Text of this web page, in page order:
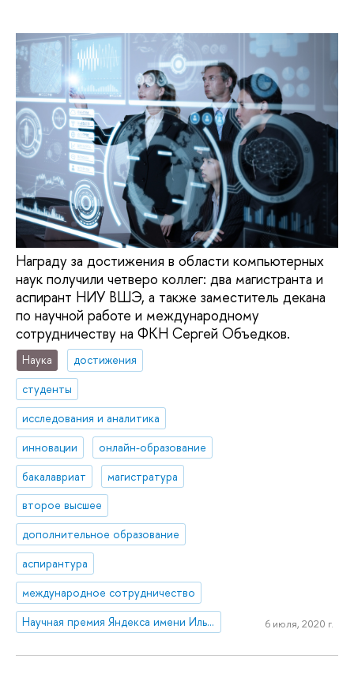
Награду за достижения в области компьютерных
наук получили четверо коллег: два магистранта и
аспирант НИУ ВШЭ, а также заместитель декана
по научной работе и международному
сотрудничеству на ФКН Сергей Объедков.
Наука
достижения
студенты
исследования и аналитика
инновации
онлайн-образование
бакалавриат
магистратура
второе высшее
дополнительное образование
аспирантура
международное сотрудничество
Научная премия Яндекса имени Ильи Сегаловича
6 июля, 2020 г.